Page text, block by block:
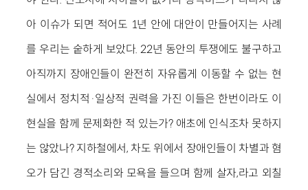
아 이슈가 되면 적어도 1년 안에 대안이 만들어지는 사례
를 우리는 숱하게 보았다. 22년 동안의 투쟁에도 불구하고
아직까지 장애인들이 완전히 자유롭게 이동할 수 없는 현
실에서 정치적·일상적 권력을 가진 이들은 한번이라도 이
현실을 함께 문제화한 적 있는가? 애초에 인식조차 못하지
는 않았나? 지하철에서, 차도 위에서 장애인들이 차별과 혐
오가 담긴 경적소리와 모욕을 들으며 함께 살자,라고 외칠